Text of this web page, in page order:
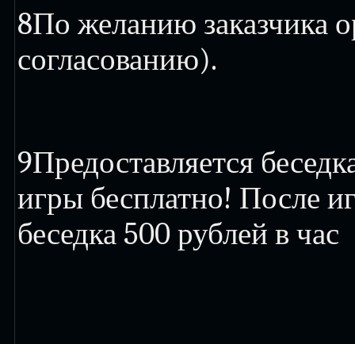
8По желанию заказчика
согласованию).
9Предоставляется
игры бесплатно! После
беседка 500 рублей в час